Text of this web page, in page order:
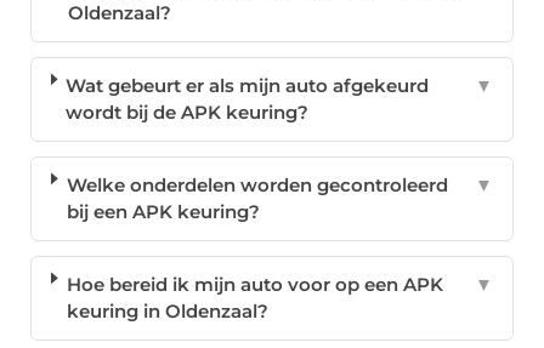
Oldenzaal?
Wat gebeurt er als mijn auto afgekeurd
wordt bij de APK keuring?
▼
Welke onderdelen worden gecontroleerd
bij een APK keuring?
▼
Hoe bereid ik mijn auto voor op een APK
keuring in Oldenzaal?
▼